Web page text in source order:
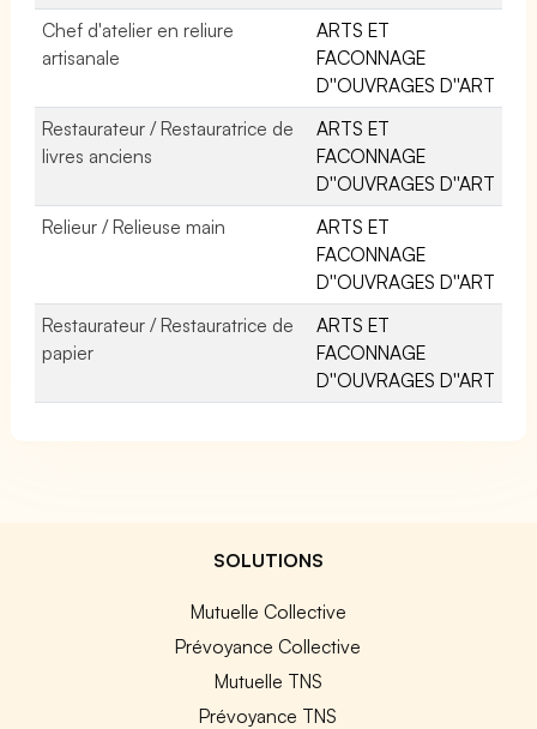
Chef d'atelier en reliure
artisanale
ARTS ET
FACONNAGE
D''OUVRAGES D''ART
Restaurateur / Restauratrice de
livres anciens
ARTS ET
FACONNAGE
D''OUVRAGES D''ART
Relieur / Relieuse main
ARTS ET
FACONNAGE
D''OUVRAGES D''ART
Restaurateur / Restauratrice de
papier
ARTS ET
FACONNAGE
D''OUVRAGES D''ART
SOLUTIONS
Mutuelle Collective
Prévoyance Collective
Mutuelle TNS
Prévoyance TNS